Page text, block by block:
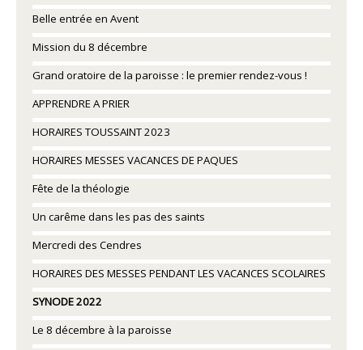
Belle entrée en Avent
Mission du 8 décembre
Grand oratoire de la paroisse : le premier rendez-vous !
APPRENDRE A PRIER
HORAIRES TOUSSAINT 2023
HORAIRES MESSES VACANCES DE PAQUES
Fête de la théologie
Un carême dans les pas des saints
Mercredi des Cendres
HORAIRES DES MESSES PENDANT LES VACANCES SCOLAIRES
SYNODE 2022
Le 8 décembre à la paroisse